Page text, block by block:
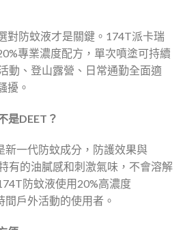
對防蚊液才是關鍵。174T派卡瑞
專業濃度配方，單次噴塗可持續
動、登山露營、日常通勤全面適
擾。
是DEET？
新一代防蚊成分，防護效果與
有的油膩感和刺激氣味，不會溶解
防蚊液使用20%高濃度
戶外活動的使用者。